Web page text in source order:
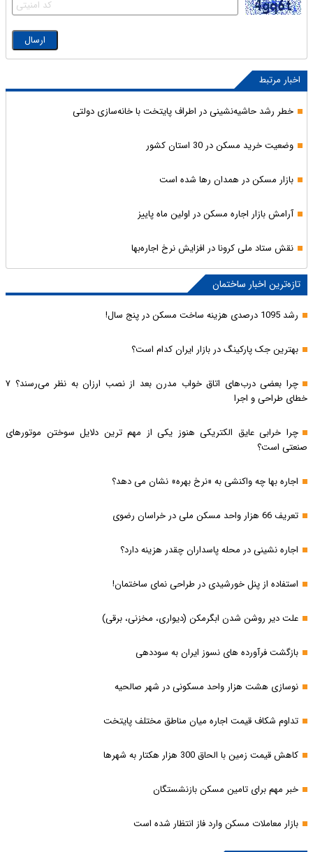
اخبار مرتبط
خطر رشد حاشیه‌نشینی در اطراف پایتخت با خانه‌سازی دولتی
وضعیت خرید مسکن در 30 استان کشور
بازار مسکن در همدان رها شده است
آرامش بازار اجاره مسکن در اولین ماه پاییز
نقش ستاد ملی کرونا در افزایش نرخ اجاره‌بها
تازه‌ترین اخبار ساختمان
رشد 1095 درصدی هزینه ساخت مسکن در پنج سال!
بهترین جک پارکینگ در بازار ایران کدام است؟
چرا بعضی درب‌های اتاق خواب مدرن بعد از نصب ارزان به نظر می‌رسند؟ ۷
خطای طراحی و اجرا
چرا خرابی عایق الکتریکی هنوز یکی از مهم‌ ترین دلایل سوختن موتورهای
صنعتی است؟
اجاره بها چه واکنشی به «نرخ بهره» نشان می دهد؟
تعریف 66 هزار واحد مسکن ملی در خراسان رضوی
اجاره نشینی در محله پاسداران چقدر هزینه دارد؟
استفاده از پنل خورشیدی در طراحی نمای ساختمان!
علت دیر روشن شدن ابگرمکن (دیواری، مخزنی، برقی)
بازگشت فرآورده های نسوز ایران به سوددهی
نوسازی هشت هزار واحد مسکونی در شهر صالحیه
تداوم شکاف قیمت اجاره میان مناطق مختلف پایتخت
کاهش قیمت زمین با الحاق 300 هزار هکتار به شهرها
خبر مهم برای تامین مسکن بازنشستگان
بازار معاملات مسکن وارد فاز انتظار شده است